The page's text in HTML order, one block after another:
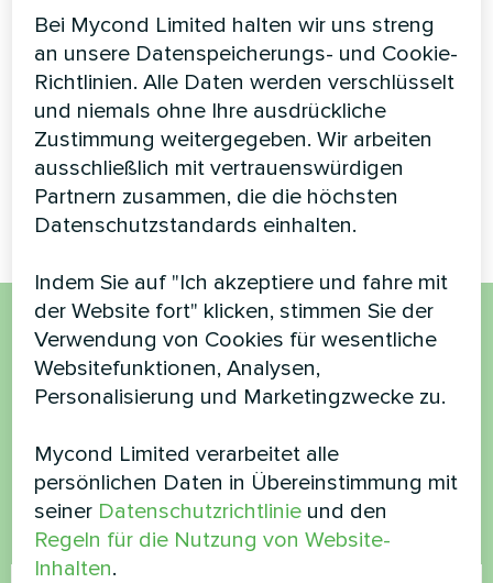
Mycond
Energierückgewinnungs-
Lüftungsgeräten MVS
MyCond Energierückgewinnungs-
Lüftungsgeräte MVS sorgen für
frische und saubere Raumluft für
Besucher und Mitarbeiter
Möchten Sie kaufen oder
haben Sie Fragen?
Kontaktieren Sie uns und wir werden Ihnen
helfen
Name
Bei Mycond Limited halten wir uns streng
an unsere Datenspeicherungs- und Cookie-
Richtlinien. Alle Daten werden verschlüsselt
und niemals ohne Ihre ausdrückliche
Zustimmung weitergegeben. Wir arbeiten
ausschließlich mit vertrauenswürdigen
Partnern zusammen, die die höchsten
Datenschutzstandards einhalten.
Indem Sie auf "Ich akzeptiere und fahre mit
der Website fort" klicken, stimmen Sie der
Verwendung von Cookies für wesentliche
Websitefunktionen, Analysen,
Personalisierung und Marketingzwecke zu.
Mycond Limited verarbeitet alle
persönlichen Daten in Übereinstimmung mit
seiner Datenschutzrichtlinie und den
Regeln für die Nutzung von Website-
Inhalten.